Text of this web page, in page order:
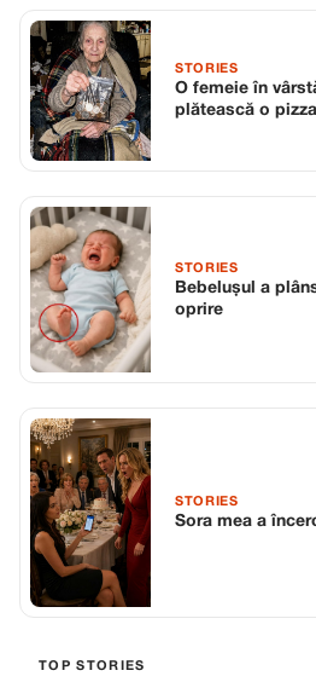
STORIES
O femeie în
plătească o
STORIES
Bebelușul a
oprire
STORIES
Sora mea a
TOP STORIES